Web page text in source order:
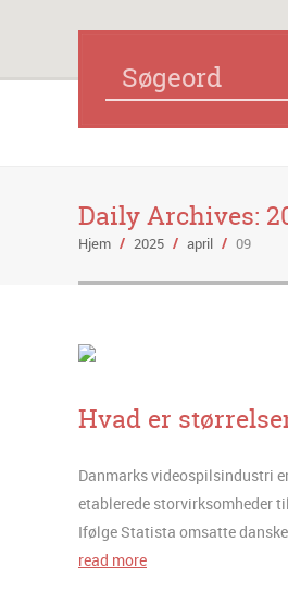
Daily Archives:
Hjem / 2025 / april / 09
Hvad er
Danmarks videospilsindustri
etablerede storvirksomheder
Ifølge Statista omsatte
read more